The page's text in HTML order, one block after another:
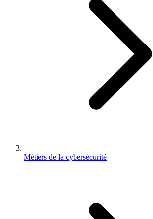
Métiers de la cybersécurité